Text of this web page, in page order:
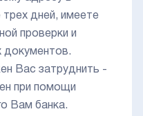
дней, имеете
проверки и
документов.
Вас затруднить -
при помощи
Вам банка.